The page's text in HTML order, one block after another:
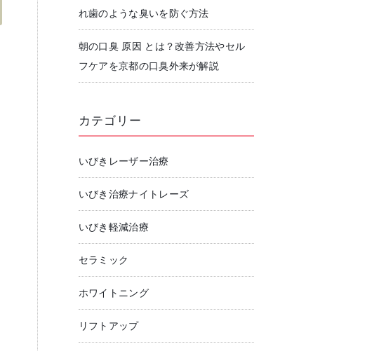
れ歯のような臭いを防ぐ方法
朝の口臭 原因 とは？改善方法やセル
フケアを京都の口臭外来が解説
カテゴリー
いびきレーザー治療
いびき治療ナイトレーズ
いびき軽減治療
セラミック
ホワイトニング
リフトアップ